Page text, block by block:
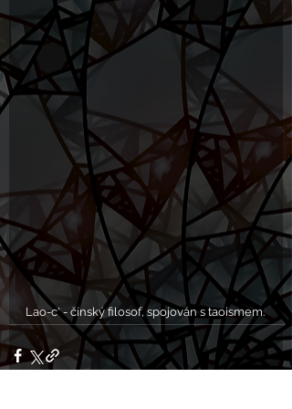
Lao-c' - čínský filosof, spojován s taoismem.